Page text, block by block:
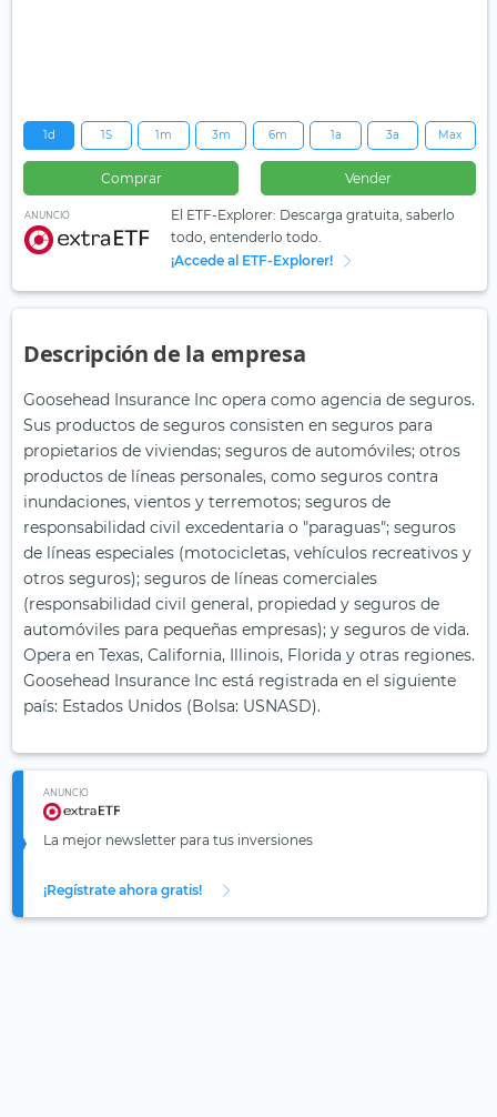
1d 1S 1m 3m 6m 1a 3a Max
Comprar Vender
ANUNCIO
El ETF-Explorer: Descarga gratuita, saberlo
todo, entenderlo todo.
¡Accede al ETF-Explorer!
Descripción de la empresa
Goosehead Insurance Inc opera como agencia de seguros.
Sus productos de seguros consisten en seguros para
propietarios de viviendas; seguros de automóviles; otros
productos de líneas personales, como seguros contra
inundaciones, vientos y terremotos; seguros de
responsabilidad civil excedentaria o "paraguas"; seguros
de líneas especiales (motocicletas, vehículos recreativos y
otros seguros); seguros de líneas comerciales
(responsabilidad civil general, propiedad y seguros de
automóviles para pequeñas empresas); y seguros de vida.
Opera en Texas, California, Illinois, Florida y otras regiones.
Goosehead Insurance Inc está registrada en el siguiente
país: Estados Unidos (Bolsa: USNASD).
ANUNCIO
La mejor newsletter para tus inversiones
¡Regístrate ahora gratis!